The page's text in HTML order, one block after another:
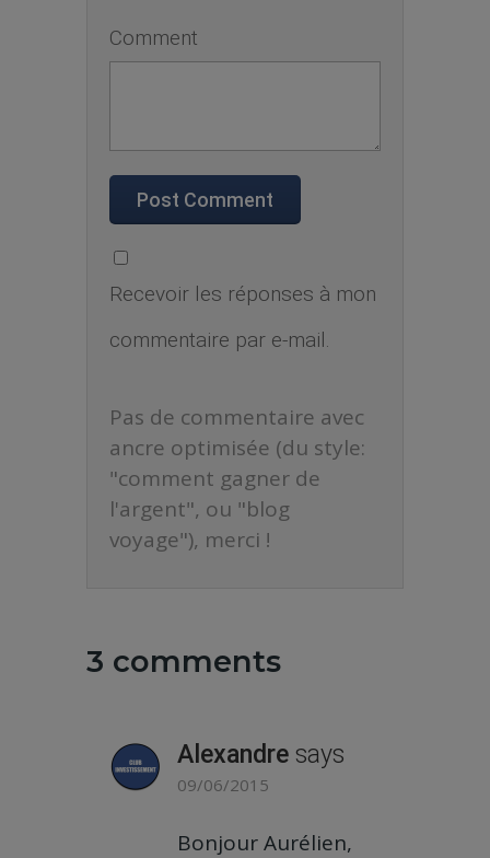
Comment
Recevoir les réponses à mon
commentaire par e-mail.
Pas de commentaire avec
ancre optimisée (du style:
"comment gagner de
l'argent", ou "blog
voyage"), merci !
3 comments
Alexandre says
09/06/2015
Bonjour Aurélien,